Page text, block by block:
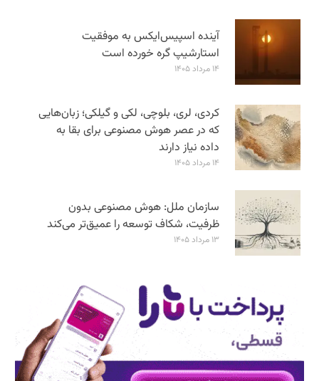
آینده اسپیس‌ایکس به موفقیت
استارشیپ گره خورده است
۱۴ مرداد ۱۴۰۵
کردی، لری، بلوچی، لکی و گیلکی؛ زبان‌هایی
که در عصر هوش مصنوعی برای بقا به
داده نیاز دارند
۱۴ مرداد ۱۴۰۵
سازمان ملل: هوش مصنوعی بدون
ظرفیت، شکاف توسعه را عمیق‌تر می‌کند
۱۳ مرداد ۱۴۰۵